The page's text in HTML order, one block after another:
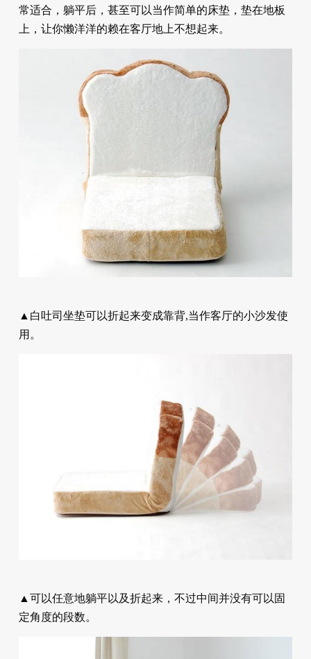
常适合，躺平后，甚至可以当作简单的床垫，垫在地板
上，让你懒洋洋的赖在客厅地上不想起来。
▲白吐司坐垫可以折起来变成靠背,当作客厅的小沙发使
用。
▲可以任意地躺平以及折起来，不过中间并没有可以固
定角度的段数。